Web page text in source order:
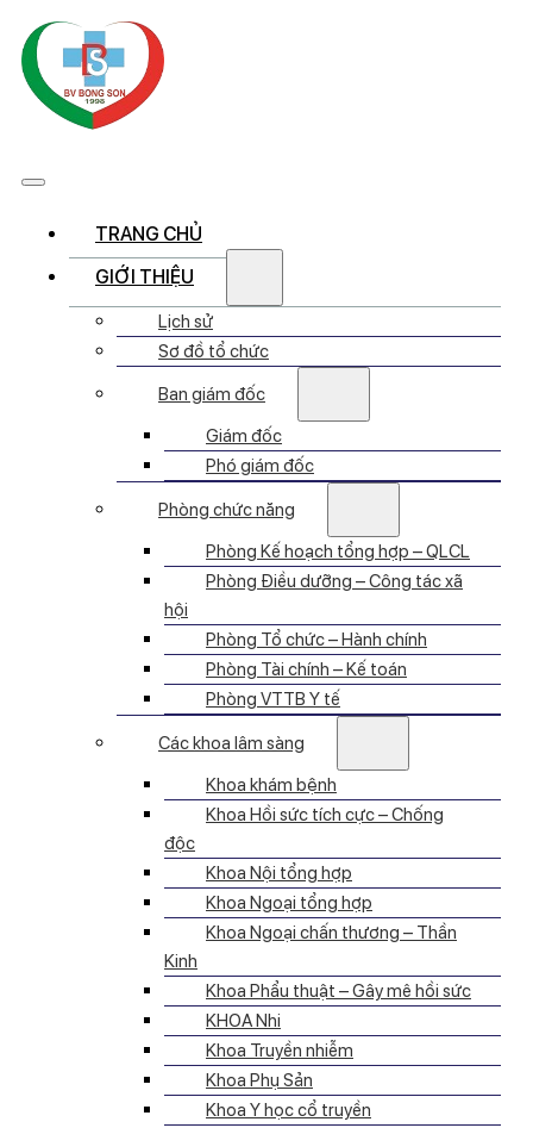
TRANG CHỦ
GIỚI THIỆU
Lịch sử
Sơ đồ tổ chức
Ban giám đốc
Giám đốc
Phó giám đốc
Phòng chức năng
Phòng Kế hoạch tổng hợp – QLCL
Phòng Điều dưỡng – Công tác xã
hội
Phòng Tổ chức – Hành chính
Phòng Tài chính – Kế toán
Phòng VTTB Y tế
Các khoa lâm sàng
Khoa khám bệnh
Khoa Hồi sức tích cực – Chống
độc
Khoa Nội tổng hợp
Khoa Ngoại tổng hợp
Khoa Ngoại chấn thương – Thần
Kinh
Khoa Phẩu thuật – Gây mê hồi sức
KHOA Nhi
Khoa Truyền nhiễm
Khoa Phụ Sản
Khoa Y học cổ truyền